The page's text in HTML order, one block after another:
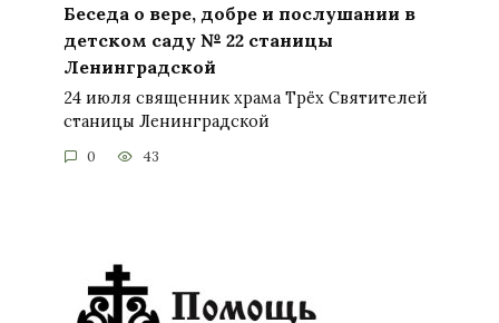
Беседа о вере, добре и послушании в
детском саду № 22 станицы
Ленинградской
24 июля священник храма Трёх Святителей
станицы Ленинградской
0 43